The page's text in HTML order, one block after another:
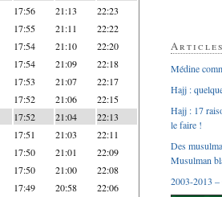
17:56 21:13 22:23
17:55 21:11 22:22
17:54 21:10 22:20
17:54 21:09 22:18
17:53 21:07 22:17
17:52 21:06 22:15
17:52 21:04 22:13
17:51 21:03 22:11
17:50 21:01 22:09
17:50 21:00 22:08
17:49 20:58 22:06
Médine
Hajj :
Hajj : 17
le faire !
Des
Musulman
2003-2013 –